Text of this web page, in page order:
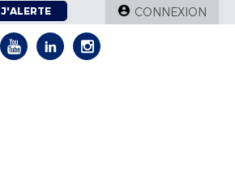
J'ALERTE CONNEXION